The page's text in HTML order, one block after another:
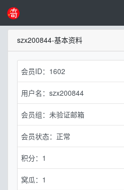
szx200844-基本资料
会员ID：1602
用户名：szx200844
会员组：未验证邮箱
会员状态：正常
积分：1
窝瓜：1